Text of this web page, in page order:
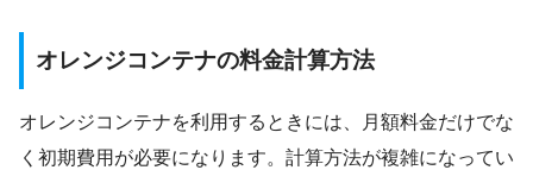
オレンジコンテナの料金計算方法
オレンジコンテナを利用するときには、月額料金だけでな
く初期費用が必要になります。計算方法が複雑になってい